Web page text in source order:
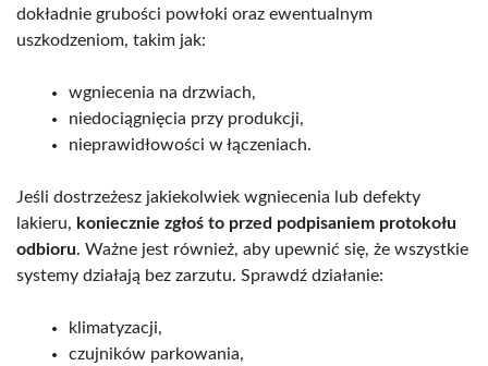
dokładnie grubości powłoki oraz ewentualnym
uszkodzeniom, takim jak:
wgniecenia na drzwiach,
niedociągnięcia przy produkcji,
nieprawidłowości w łączeniach.
Jeśli dostrzeżesz jakiekolwiek wgniecenia lub defekty
lakieru, koniecznie zgłoś to przed podpisaniem protokołu
odbioru. Ważne jest również, aby upewnić się, że wszystkie
systemy działają bez zarzutu. Sprawdź działanie:
klimatyzacji,
czujników parkowania,